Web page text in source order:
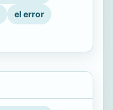
el error